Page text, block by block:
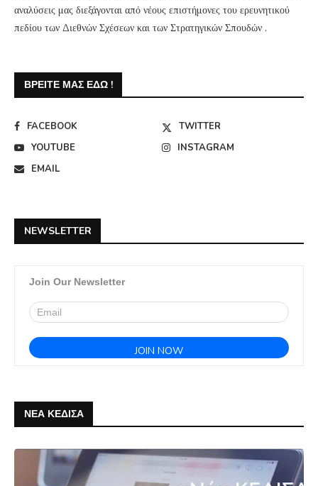
αναλύσεις μας διεξάγονται από νέους επιστήμονες του ερευνητικού
πεδίου των Διεθνών Σχέσεων και των Στρατηγικών Σπουδών .
ΒΡΕΊΤΕ ΜΑΣ ΕΔΏ !
FACEBOOK
TWITTER
YOUTUBE
INSTAGRAM
EMAIL
NEWSLETTER
Join Our Newsletter
ΝΕΑ ΚΕΔΙΣΑ